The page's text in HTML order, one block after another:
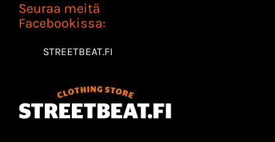
Seuraa meitä
Facebookissa:
STREETBEAT.FI